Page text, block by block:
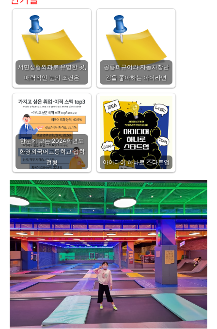
서면성형외과로 유명한 곳,
매력적인 눈의 조건은
공룡피규어와 자동차장난
감을 좋아하는 아이라면
한눈에 보는 2024학년도
한영외국어고등학교 입학
전형
아이디어 하나로 스타트업